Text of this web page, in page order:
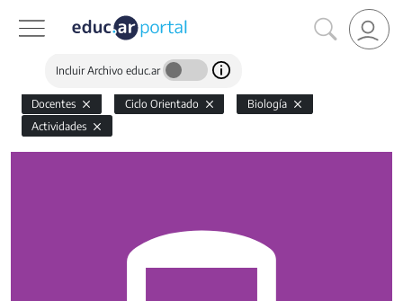
Incluir Archivo educ.ar
Docentes Ciclo Orientado
Biología
Actividades